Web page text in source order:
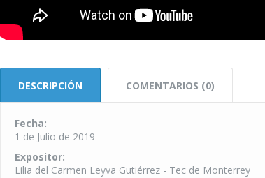
DESCRIPCIÓN COMENTARIOS (0)
Fecha:
1 de Julio de 2019
Expositor:
Lilia del Carmen Leyva Gutiérrez - Tec de Monterrey